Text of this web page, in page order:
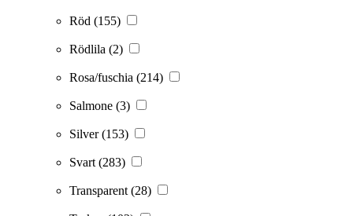
Röd (155)
Rödlila (2)
Rosa/fuschia (214)
Salmone (3)
Silver(153)
Svart (283)
Transparent (28)